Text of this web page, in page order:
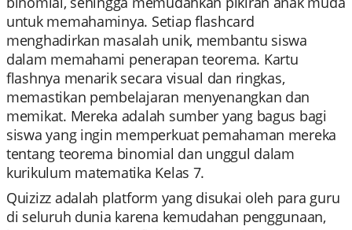
untuk memahaminya. Setiap flashcard
menghadirkan masalah unik, membantu siswa
dalam memahami penerapan teorema. Kartu
flashnya menarik secara visual dan ringkas,
memastikan pembelajaran menyenangkan dan
memikat. Mereka adalah sumber yang bagus bagi
siswa yang ingin memperkuat pemahaman mereka
tentang teorema binomial dan unggul dalam
kurikulum matematika Kelas 7.
Quizizz adalah platform yang disukai oleh para guru
di seluruh dunia karena kemudahan penggunaan,